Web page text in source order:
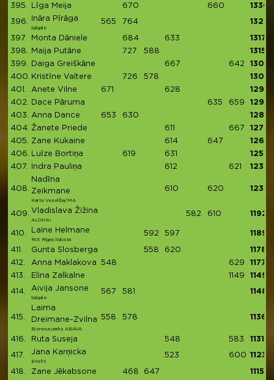
395. Līga Meija 670 660 1330
396. Ināra Pīrāga
Salgale
565 764 1329
397. Monta Dāniele 684 633
1317
398.
Maija Putāne 727 588
1315
399.
Daiga Greiškāne 667 642
1309
400.
Kristīne Valtere 726 578
1304
401.
Anete Vilne 671 628
1299
402.
Dace Pāruma 635 659
1294
403.
Anna Dance 653 630
1283
404.
Žanete Priede 611 667
1278
405.
Zane Kukaine 614 647
1261
406.
Luīze Bortiņa 619 631
1250
407.
Indra Pauliņa 612 621 1233
408.
Nadīna
Zeikmane
Karte Veselība/MA
610 620 1230
409. Vladislava Žižina
ALOHA!
582 610 1192
410. Laine Helmane
RIX Rīgas lidosta
592 597 1189
411. Gunta Slosberga 558 620
1178
412.
Anna Maklakova 548 629
1177
413.
Elina Zalkalne 1149 1149
414. Aivija Jansone
Salgale
567 581 1148
415.
Laima
Dreimane-Zvilna
Biznesa parks ABAVA
558 578 1136
416. Ruta Suseja 548 583 1131
417. Jana Karņicka
Enefit
523 600 1123
418. Zane Jēkabsone 468 647 1115